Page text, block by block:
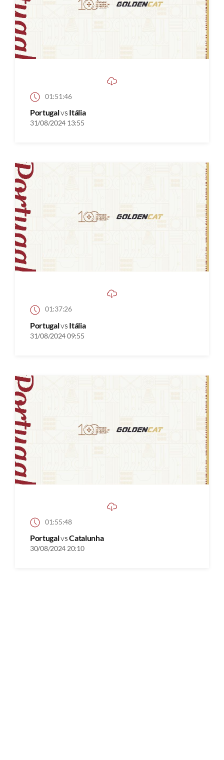
01:51:46
Portugalvs Itália
31/08/2024 13:55
01:37:26
Portugalvs Itália
31/08/2024 09:55
01:55:48
PortugalvsCatalunha
30/08/2024 20:10